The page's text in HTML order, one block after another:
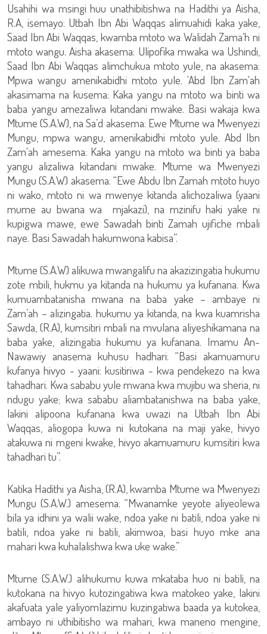
Usahihi wa msingi huu unathibitishwa na Hadithi ya Aisha,
R.A, isemayo: Utbah Ibn Abi Waqqas alimuahidi kaka yake,
Saad Ibn Abi Waqqas, kwamba mtoto wa Walidah Zama’h ni
mtoto wangu. Aisha akasema: Ulipofika mwaka wa Ushindi,
Saad Ibn Abi Waqqas alimchukua mtoto yule, na akasema:
Mpwa wangu amenikabidhi mtoto yule. 'Abd Ibn Zam'ah
akasimama na kusema: Kaka yangu na mtoto wa binti wa
baba yangu amezaliwa kitandani mwake. Basi wakaja kwa
Mtume (S.A.W), na Sa’d akasema: Ewe Mtume wa Mwenyezi
Mungu, mpwa wangu, amenikabidhi mtoto yule. Abd Ibn
Zam'ah amesema: Kaka yangu na mtoto wa binti ya baba
yangu alizaliwa kitandani mwake. Mtume wa Mwenyezi
Mungu (S.A.W) akasema: “Ewe Abdu Ibn Zamah mtoto huyo
ni wako, mtoto ni wa mwenye kitanda alichozaliwa (yaani
mume au bwana wa mjakazi), na mzinifu haki yake ni
kupigwa mawe, ewe Sawadah binti Zamah ujifiche mbali
naye. Basi Sawadah hakumwona kabisa”.
Mtume (S.A.W) alikuwa mwangalifu na akazizingatia hukumu
zote mbili, hukmu ya kitanda na hukumu ya kufanana. Kwa
kumuambatanisha mwana na baba yake – ambaye ni
Zam’ah – alizingatia. hukumu ya kitanda, na kwa kuamrisha
Sawda, (R.A), kumsitiri mbali na mvulana aliyeshikamana na
baba yake, alizingatia hukumu ya kufanana. Imamu An-
Nawawiy anasema kuhusu hadhari: “Basi akamuamuru
kufanya hivyo - yaani: kusitiriwa - kwa pendekezo na kwa
tahadhari. Kwa sababu yule mwana kwa mujibu wa sheria, ni
ndugu yake; kwa sababu aliambatanishwa na baba yake,
lakini alipoona kufanana kwa uwazi na Utbah Ibn Abi
Waqqas, aliogopa kuwa ni kutokana na maji yake, hivyo
atakuwa ni mgeni kwake, hivyo akamuamuru kumsitiri kwa
tahadhari tu”.
Katika Hadithi ya Aisha, (R.A), kwamba Mtume wa Mwenyezi
Mungu (S.A.W.) amesema: “Mwanamke yeyote aliyeolewa
bila ya idhini ya walii wake, ndoa yake ni batili, ndoa yake ni
batili, ndoa yake ni batili, akimwoa, basi huyo mke ana
mahari kwa kuhalalishwa kwa uke wake.”
Mtume (S.A.W.) alihukumu kuwa mkataba huo ni batili, na
kutokana na hivyo kutozingatiwa kwa matokeo yake, lakini
akafuata yale yaliyomlazimu kuzingatiwa baada ya kutokea,
ambayo ni uthibitisho wa mahari, kwa maneno mengine,